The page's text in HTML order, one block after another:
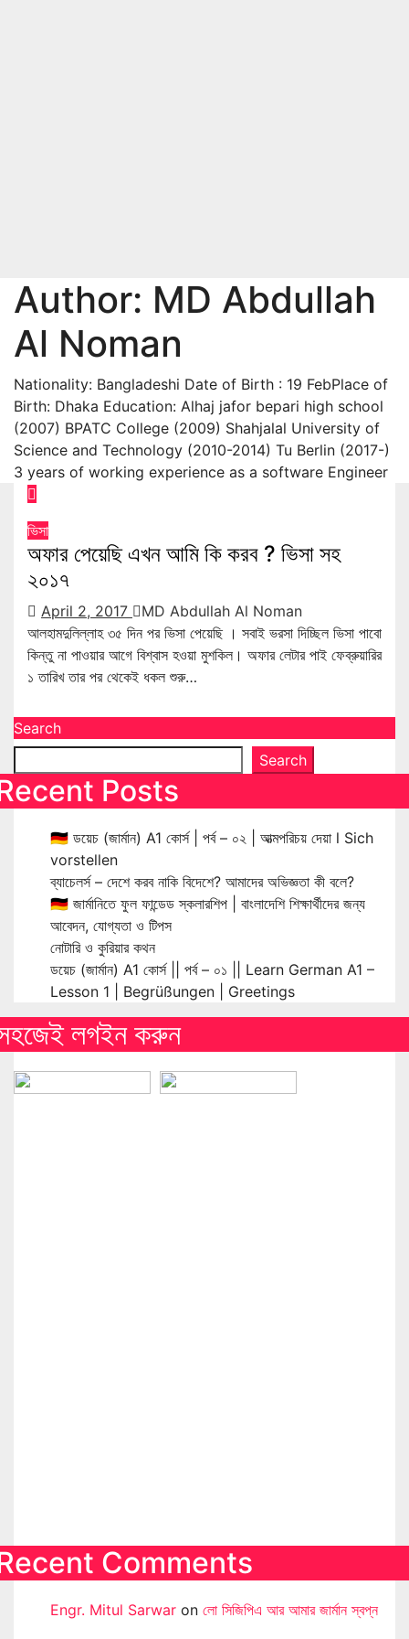
Author: MD Abdullah
Al Noman
Nationality: Bangladeshi Date of Birth : 19 FebPlace of
Birth: Dhaka Education: Alhaj jafor bepari high school
(2007) BPATC College (2009) Shahjalal University of
Science and Technology (2010-2014) Tu Berlin (2017-)
3 years of working experience as a software Engineer
ভিসা
অফার পেয়েছি এখন আমি কি করব ? ভিসা সহ
২০১৭
April 2, 2017
MD Abdullah Al Noman
আলহামদুলিল্লাহ ৩৫ দিন পর ভিসা পেয়েছি । সবাই ভরসা দিচ্ছিল ভিসা পাবো
কিন্তু না পাওয়ার আগে বিশ্বাস হওয়া মুশকিল। অফার লেটার পাই ফেব্রুয়ারির
১ তারিখ তার পর থেকেই ধকল শুরু…
Search
Search
Posts
🇩🇪 ডয়েচ (জার্মান) A1 কোর্স | পর্ব – ০২ | আত্মপরিচয় দেয়া l Sich
vorstellen
ব্যাচেলর্স – দেশে করব নাকি বিদেশে? আমাদের অভিজ্ঞতা কী বলে?
🇩🇪 জার্মানিতে ফুল ফান্ডেড স্কলারশিপ | বাংলাদেশি শিক্ষার্থীদের জন্য
আবেদন, যোগ্যতা ও টিপস
নোটারি ও কুরিয়ার কথন
ডয়েচ (জার্মান) A1 কোর্স || পর্ব – ০১ || Learn German A1 –
Lesson 1 | Begrüßungen | Greetings
লগইন করুন
Comments
Engr. Mitul Sarwar on লো সিজিপিএ আর আমার জার্মান স্বপ্ন